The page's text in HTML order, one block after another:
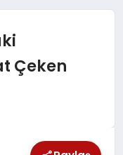
Çeken